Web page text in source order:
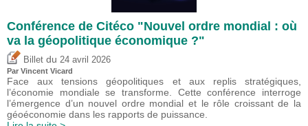
Conférence de Citéco "Nouvel ordre mondial : où
va la géopolitique économique ?"
Billet du 24 avril 2026
Par Vincent Vicard
Face aux tensions géopolitiques et aux replis stratégiques,
l’économie mondiale se transforme. Cette conférence interroge
l’émergence d’un nouvel ordre mondial et le rôle croissant de la
géoéconomie dans les rapports de puissance.